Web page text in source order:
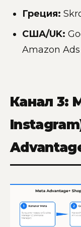
Греция:
США/UK:
Amazon Ads
Канал 3: